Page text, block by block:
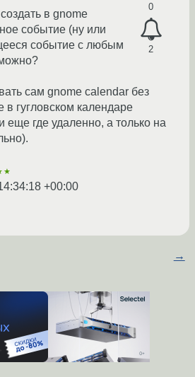
0
2
в gnome
событие (ну или
событие с любым
сам gnome calendar без
в гугловском календаре
еще где удаленно, а только на
+00:00
→